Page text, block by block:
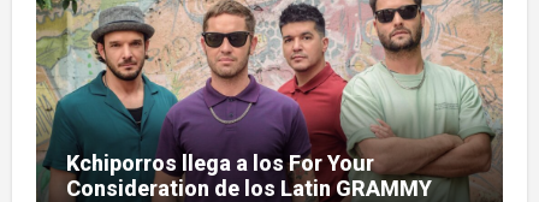
Kchiporros llega a los For Your
Consideration de los Latin GRAMMY